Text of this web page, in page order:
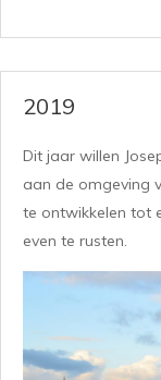
2019
Dit jaar willen
aan de omgeving
te ontwikkelen tot
even te rusten.